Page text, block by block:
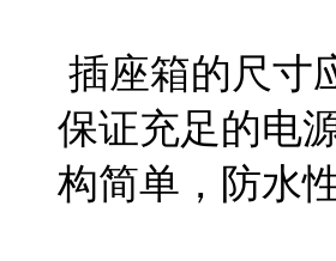
插座箱的尺寸
保证充足的电
构简单，防水